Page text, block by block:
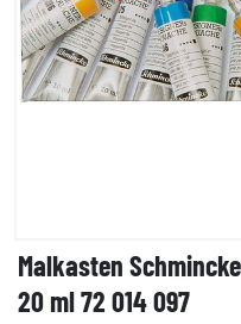
Malkasten
20 ml 72 014 097